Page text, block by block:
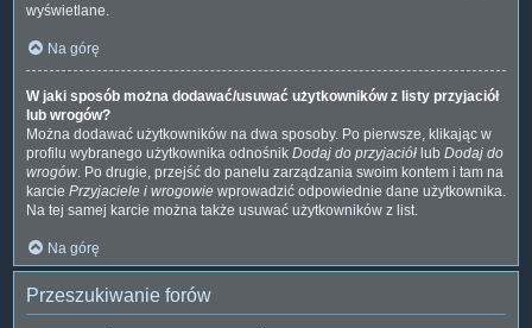
wyświetlane.
Na górę
W jaki sposób można dodawać/usuwać użytkowników z listy przyjaciół
lub wrogów?
Można dodawać użytkowników na dwa sposoby. Po pierwsze, klikając w
profilu wybranego użytkownika odnośnik Dodaj do przyjaciół lub Dodaj do
wrogów. Po drugie, przejść do panelu zarządzania swoim kontem i tam na
karcie Przyjaciele i wrogowie wprowadzić odpowiednie dane użytkownika.
Na tej samej karcie można także usuwać użytkowników z list.
Na górę
Przeszukiwanie forów